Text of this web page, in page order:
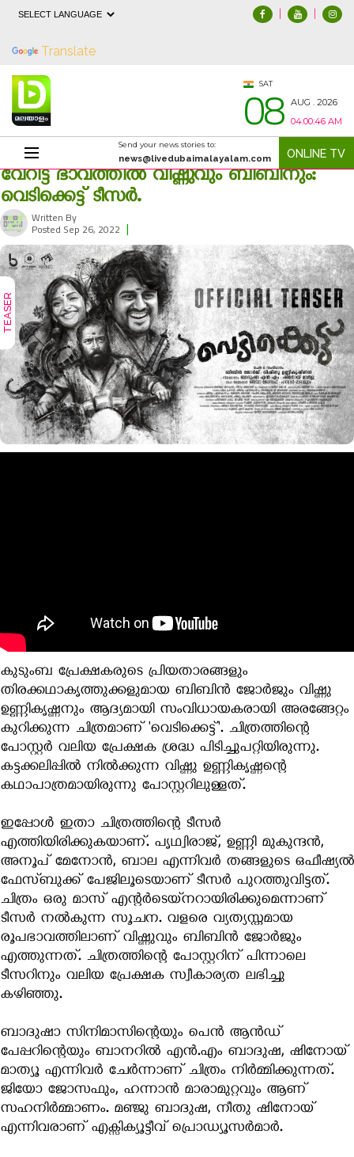
Translate
| |
SAT
08
AUG . 2026
04:00:47 AM
Send your news stories to:
news@livedubaimalayalam.com ONLINE TV
വേറിട്ട ഭാവത്തില്‍ വിഷ്ണുവും ബിബിനും:
വെടിക്കെട്ട് ടീസര്‍.
Written By
Posted Sep 26, 2022 |
TEASER
കുടുംബ പ്രേക്ഷകരുടെ പ്രിയതാരങ്ങളും
തിരക്കഥാകൃത്തുക്കളുമായ ബിബിന്‍ ജോര്‍ജും വിഷ്ണു
ഉണ്ണികൃഷ്ണനും ആദ്യമായി സംവിധായകരായി അരങ്ങേറ്റം
കുറിക്കുന്ന ചിത്രമാണ് 'വെടിക്കെട്ട്'. ചിത്രത്തിന്റെ
പോസ്റ്റര്‍ വലിയ പ്രേക്ഷക ശ്രദ്ധ പിടിച്ചുപറ്റിയിരുന്നു.
കട്ടക്കലിപ്പില്‍ നില്‍ക്കുന്ന വിഷ്ണു ഉണ്ണികൃഷ്ണന്റെ
കഥാപാത്രമായിരുന്നു പോസ്റ്ററിലുള്ളത്.
ഇപ്പോള്‍ ഇതാ ചിത്രത്തിന്റെ ടീസര്‍
എത്തിയിരിക്കുകയാണ്. പൃഥ്വിരാജ്, ഉണ്ണി മുകുന്ദന്‍,
അനൂപ് മേനോന്‍, ബാല എന്നിവര്‍ തങ്ങളുടെ ഒഫീഷ്യല്‍
ഫേസ്ബുക്ക് പേജിലൂടെയാണ് ടീസര്‍ പുറത്തുവിട്ടത്.
ചിത്രം ഒരു മാസ് എന്റര്‍ടെയ്‌നറായിരിക്കുമെന്നാണ്
ടീസര്‍ നല്‍കുന്ന സൂചന. വളരെ വ്യത്യസ്തമായ
രൂപഭാവത്തിലാണ് വിഷ്ണുവും ബിബിന്‍ ജോര്‍ജും
എത്തുന്നത്. ചിത്രത്തിന്റെ പോസ്റ്ററിന് പിന്നാലെ
ടീസറിനും വലിയ പ്രേക്ഷക സ്വീകാര്യത ലഭിച്ചു
കഴിഞ്ഞു.
ബാദുഷാ സിനിമാസിന്റെയും പെന്‍ ആന്‍ഡ്
പേപ്പറിന്റെയും ബാനറില്‍ എന്‍.എം ബാദുഷ, ഷിനോയ്
മാത്യൂ എന്നിവര്‍ ചേര്‍ന്നാണ് ചിത്രം നിര്‍മ്മിക്കുന്നത്.
ജിയോ ജോസഫും, ഹന്നാൻ മാരാമുറ്റവും ആണ്
സഹനിർമ്മാണം. മഞ്ജു ബാദുഷ, നീതു ഷിനോയ്
എന്നിവരാണ് എക്സിക്യൂട്ടീവ് പ്രൊഡ്യൂസർമാർ.